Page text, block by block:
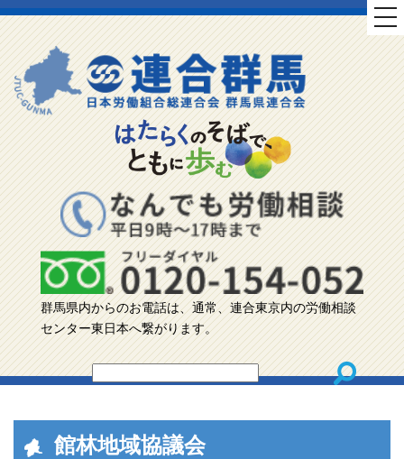
群馬県内からのお電話は、通常、連合東京内の労働相談
センター東日本へ繋がります。
館林地域協議会